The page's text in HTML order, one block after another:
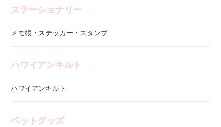
ステーショナリー
メモ帳・ステッカー・スタンプ
ハワイアンキルト
ハワイアンキルト
ペットグッズ